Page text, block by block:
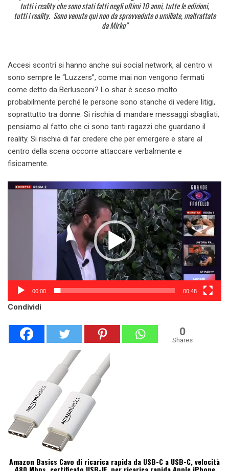
tutti i reality che sono stati fatti negli ultimi 10 anni, tutte le edizioni,
tutti i reality. Sono venute qui non da sprovvedute o umiliate, maltrattate
da Mirko”
Accesi scontri si hanno anche sui social network, al centro vi
sono sempre le “Luzzers”, come mai non vengono fermati
come detto da Berlusconi? Lo shar è sceso molto
probabilmente perché le persone sono stanche di vedere litigi,
soprattutto tra donne. Si rischia di mandare messaggi sbagliati,
pensiamo al fatto che ci sono tanti ragazzi che guardano il
reality. Si rischia di far credere che per emergere e stare al
centro della scena occorre attaccare verbalmente e
fisicamente.
Video
00:00 00:48
Condividi
0
Shares
Amazon Basics Cavo di ricarica rapida da USB-C a USB-C, velocità